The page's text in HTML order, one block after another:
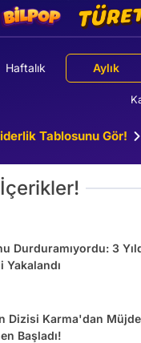
Haftalık Aylık
Tablosunu Gör!
Durduramıyordu: 3
Yakalandı
Dizisi Karma'dan
Başladı!